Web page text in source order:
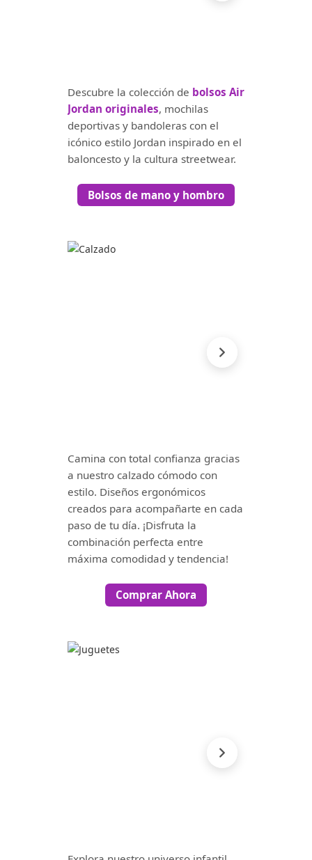
Descubre la colección de bolsos Air
Jordan originales, mochilas
deportivas y bandoleras con el
icónico estilo Jordan inspirado en el
baloncesto y la cultura streetwear.
Bolsos de mano y hombro
Camina con total confianza gracias
a nuestro calzado cómodo con
estilo. Diseños ergonómicos
creados para acompañarte en cada
paso de tu día. ¡Disfruta la
combinación perfecta entre
máxima comodidad y tendencia!
Comprar Ahora